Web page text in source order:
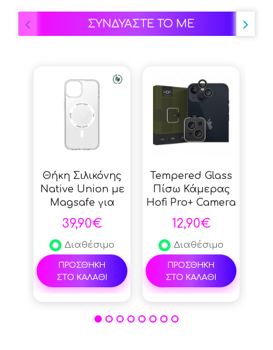
ΣΥΝΔΥΑΣΤΕ ΤΟ ΜΕ
Θήκη Σιλικόνης
Native Union με
Magsafe για
iPhone 15 - Clear
39,90€
Διαθέσιμο
ΠΡΟΣΘΗΚΗ
ΣΤΟ ΚΑΛΑΘΙ
Tempered Glass
Πίσω Κάμερας
Hofi Pro+ Camera
Camring Cover για
το iPhone 14/15 &
14 Plus/15 Plus -
Black
12,90€
Διαθέσιμο
ΠΡΟΣΘΗΚΗ
ΣΤΟ ΚΑΛΑΘΙ